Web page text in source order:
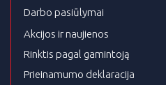
Darbo pasiūlymai
Akcijos ir naujienos
Rinktis pagal gamintoją
Prieinamumo deklaracija